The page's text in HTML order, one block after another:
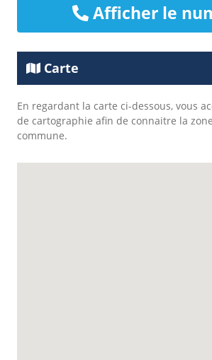
Afficher le
Carte
En regardant la carte ci-dessous, vous
de cartographie afin de connaitre la
commune.